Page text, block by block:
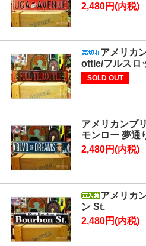
2,480円(内税)
アメリカ
ottle/フルスロ
SOLD OUT
アメリカンブ
モンロー 夢通
2,480円(内税)
アメリカ
ン St.
2,480円(内税)